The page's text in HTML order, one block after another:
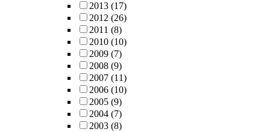
2013 (17)
2012 (26)
2011 (8)
2010 (10)
2009 (7)
2008 (9)
2007 (11)
2006 (10)
2005 (9)
2004 (7)
2003 (8)